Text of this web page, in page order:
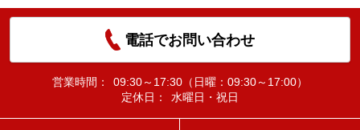
電話でお問い合わせ
営業時間：
09:30～17:30（日曜：09:30～17:00）
定休日：
水曜日・祝日